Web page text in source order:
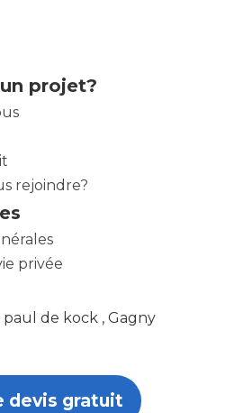
projet?
rejoindre?
privée
de kock , Gagny
devis gratuit